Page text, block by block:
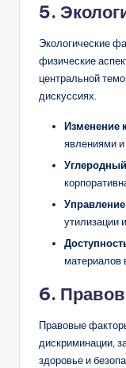
5.
Экологические
физические
центральной
дискуссиях.
Изменение
явлениями
утилизации
материалов
6.
Правовые
дискриминации,
здоровье и